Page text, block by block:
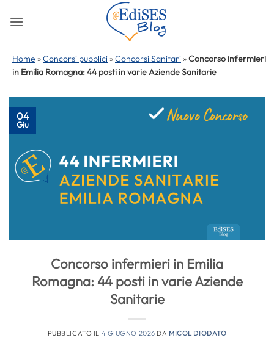
Home »Concorsi pubblici »Concorsi Sanitari »Concorso infermieri
in Emilia Romagna: 44 posti in varie Aziende Sanitarie
04
Giu
Concorso infermieri in Emilia
Romagna: 44 posti in varie Aziende
Sanitarie
PUBBLICATO IL 4 GIUGNO 2026 DA MICOL DIODATO